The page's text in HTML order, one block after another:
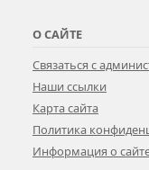
О САЙТЕ
Связаться с
Наши ссылки
Карта сайта
Политика
Информация о